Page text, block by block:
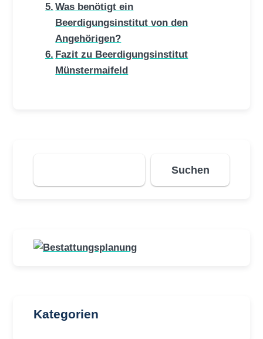
Was benötigt ein
Beerdigungsinstitut von den
Angehörigen?
Fazit zu Beerdigungsinstitut
Münstermaifeld
Suchen
Suchen
Kategorien